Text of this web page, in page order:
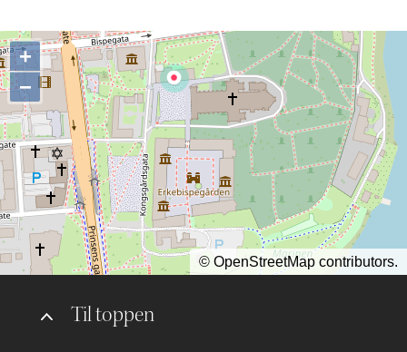
Til toppen
+
−
© OpenStreetMap contributors.